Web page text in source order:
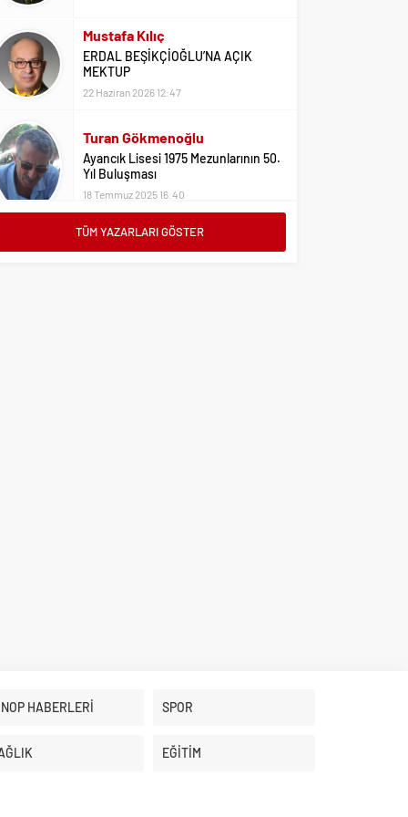
MEKTUP
22 Haziran 2026 12:47
Yıl Buluşması
18 Temmuz 2025 16:40
Bu Sene Fenerbahçe Ülke Puanlarını
TÜM YAZARLARI GÖSTER
HABERLERİ SPOR
EĞİTİM